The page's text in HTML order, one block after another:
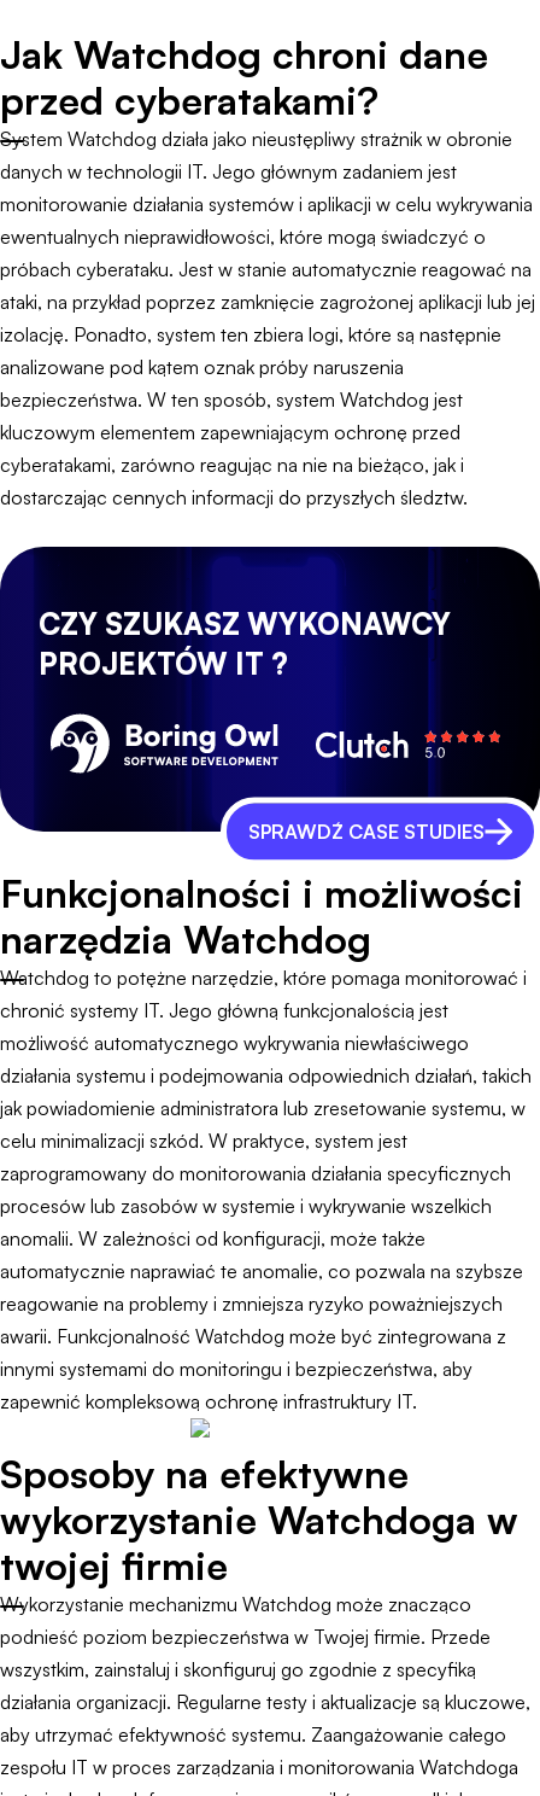
Jak Watchdog chroni dane
przed cyberatakami?
System Watchdog działa jako nieustępliwy strażnik w obronie
danych w technologii IT. Jego głównym zadaniem jest
monitorowanie działania systemów i aplikacji w celu wykrywania
ewentualnych nieprawidłowości, które mogą świadczyć o
próbach cyberataku. Jest w stanie automatycznie reagować na
ataki, na przykład poprzez zamknięcie zagrożonej aplikacji lub jej
izolację. Ponadto, system ten zbiera logi, które są następnie
analizowane pod kątem oznak próby naruszenia
bezpieczeństwa. W ten sposób, system Watchdog jest
kluczowym elementem zapewniającym ochronę przed
cyberatakami, zarówno reagując na nie na bieżąco, jak i
dostarczając cennych informacji do przyszłych śledztw.
CZY SZUKASZ WYKONAWCY
PROJEKTÓW IT ?
SPRAWDŹ CASE STUDIES
Funkcjonalności i możliwości
narzędzia Watchdog
Watchdog to potężne narzędzie, które pomaga monitorować i
chronić systemy IT. Jego główną funkcjonalością jest
możliwość automatycznego wykrywania niewłaściwego
działania systemu i podejmowania odpowiednich działań, takich
jak powiadomienie administratora lub zresetowanie systemu, w
celu minimalizacji szkód. W praktyce, system jest
zaprogramowany do monitorowania działania specyficznych
procesów lub zasobów w systemie i wykrywanie wszelkich
anomalii. W zależności od konfiguracji, może także
automatycznie naprawiać te anomalie, co pozwala na szybsze
reagowanie na problemy i zmniejsza ryzyko poważniejszych
awarii. Funkcjonalność Watchdog może być zintegrowana z
innymi systemami do monitoringu i bezpieczeństwa, aby
zapewnić kompleksową ochronę infrastruktury IT.
Sposoby na efektywne
wykorzystanie Watchdoga w
twojej firmie
Wykorzystanie mechanizmu Watchdog może znacząco
podnieść poziom bezpieczeństwa w Twojej firmie. Przede
wszystkim, zainstaluj i skonfiguruj go zgodnie z specyfiką
działania organizacji. Regularne testy i aktualizacje są kluczowe,
aby utrzymać efektywność systemu. Zaangażowanie całego
zespołu IT w proces zarządzania i monitorowania Watchdoga